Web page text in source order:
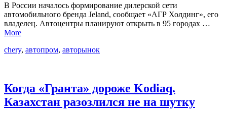
В России началось формирование дилерской сети
автомобильного бренда Jeland, сообщает «АГР Холдинг», его
владелец. Автоцентры планируют открыть в 95 городах …
More
chery, автопром, авторынок
Когда «Гранта» дороже Kodiaq.
Казахстан разозлился не на шутку